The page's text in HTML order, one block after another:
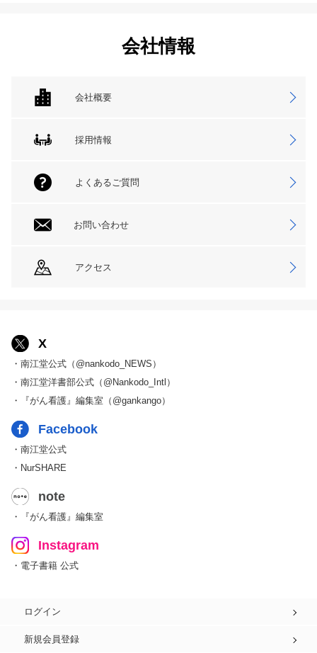
会社情報
会社概要
採用情報
よくあるご質問
お問い合わせ
アクセス
X
・南江堂公式（@nankodo_NEWS）
・南江堂洋書部公式（@Nankodo_Intl）
・『がん看護』編集室（@gankango）
Facebook
・南江堂公式
・NurSHARE
note
・『がん看護』編集室
Instagram
・電子書籍 公式
ログイン
新規会員登録